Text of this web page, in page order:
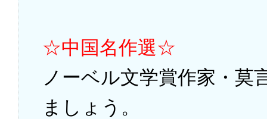
☆中国名作選☆
ノーベル文学賞作家・莫
ましょう。